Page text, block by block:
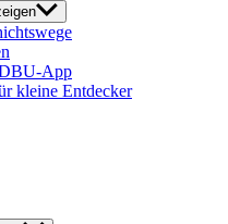
App
kleine Entdecker